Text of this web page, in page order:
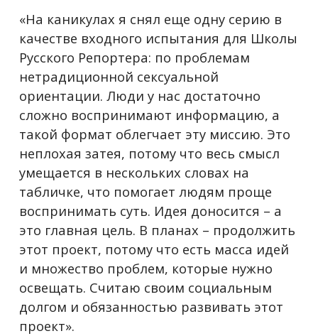
«На каникулах я снял еще одну серию в
качестве входного испытания для Школы
Русского Репортера: по проблемам
нетрадиционной сексуальной
ориентации. Люди у нас достаточно
сложно воспринимают информацию, а
такой формат облегчает эту миссию. Это
неплохая затея, потому что весь смысл
умещается в нескольких словах на
табличке, что помогает людям проще
воспринимать суть. Идея доносится – а
это главная цель. В планах – продолжить
этот проект, потому что есть масса идей
и множество проблем, которые нужно
освещать. Считаю своим социальным
долгом и обязанностью развивать этот
проект».